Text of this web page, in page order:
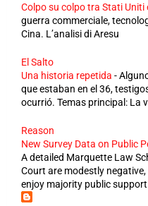
Colpo su colpo tra Stati Uniti
guerra commerciale,
Cina. L’analisi di Aresu
El Salto
Una historia repetida -
que estaban en el 36,
ocurrió. Temas principal: La
Reason
New Survey Data on Public
A detailed Marquette Law
Court are modestly
enjoy majority public